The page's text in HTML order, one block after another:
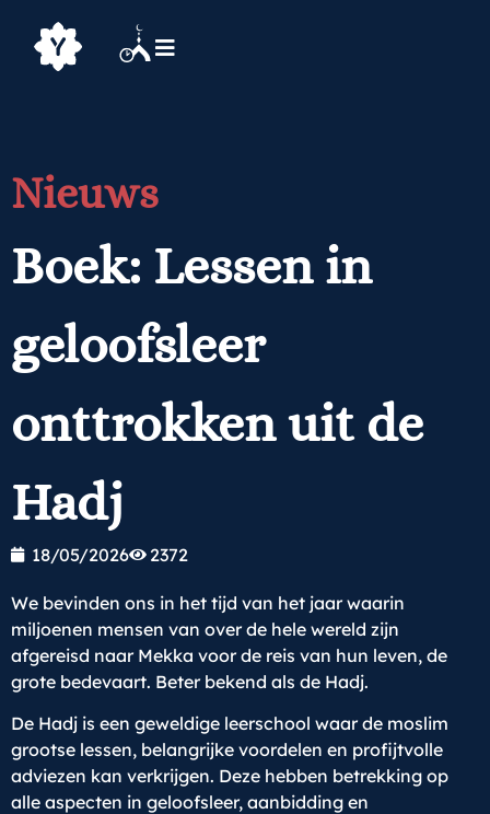
Nieuws
Boek: Lessen in
geloofsleer
onttrokken uit de
Hadj
18/05/2026 2372
We bevinden ons in het tijd van het jaar waarin
miljoenen mensen van over de hele wereld zijn
afgereisd naar Mekka voor de reis van hun leven, de
grote bedevaart. Beter bekend als de Hadj.
De Hadj is een geweldige leerschool waar de moslim
grootse lessen, belangrijke voordelen en profijtvolle
adviezen kan verkrijgen. Deze hebben betrekking op
alle aspecten in geloofsleer, aanbidding en